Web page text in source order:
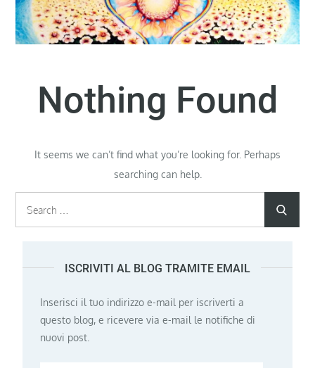
Nothing Found
It seems we can’t find what you’re looking for. Perhaps
searching can help.
ISCRIVITI AL BLOG TRAMITE EMAIL
Inserisci il tuo indirizzo e-mail per iscriverti a
questo blog, e ricevere via e-mail le notifiche di
nuovi post.